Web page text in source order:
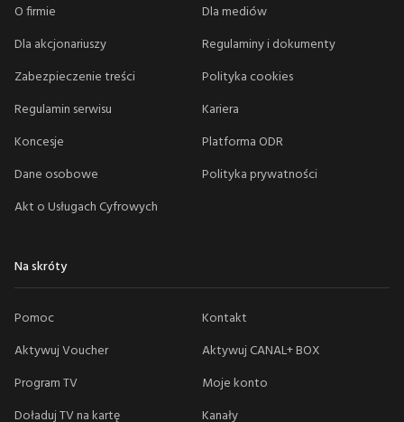
O firmie
Dla mediów
Dla akcjonariuszy
Regulaminy i dokumenty
Zabezpieczenie treści
Polityka cookies
Regulamin serwisu
Kariera
Koncesje
Platforma ODR
Dane osobowe
Polityka prywatności
Akt o Usługach Cyfrowych
Na skróty
Pomoc
Kontakt
Aktywuj Voucher
Aktywuj CANAL+ BOX
Program TV
Moje konto
Doładuj TV na kartę
Kanały